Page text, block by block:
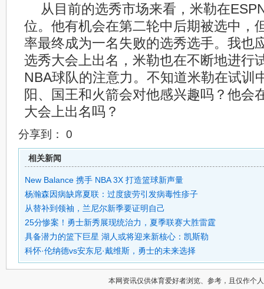
从目前的选秀市场来看，米勒在
位。他有机会在第二轮中后期被选中，
率最终成为一名失败的选秀选手。我也
选秀大会上出名，米勒也在不断地进行
NBA球队的注意力。不知道米勒在试训
阳、国王和火箭会对他感兴趣吗？他会
大会上出名吗？
分享到： 0
相关新闻
New Balance 携手 NBA 3X 打造篮球新声量
杨瀚森因病缺席夏联：过度疲劳引发病毒性疹子
从替补到领袖，兰尼尔新季要证明自己
25分惨案！勇士新秀展现统治力，夏季联赛大胜雷霆
具备潜力的篮下巨星 湖人或将迎来新核心：凯斯勒
科怀·伦纳德vs安东尼·戴维斯，勇士的未来选择
本网资讯仅供体育爱好者浏览、参考，且仅作个